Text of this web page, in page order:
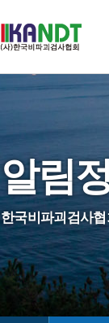
알림
한국비파괴검사